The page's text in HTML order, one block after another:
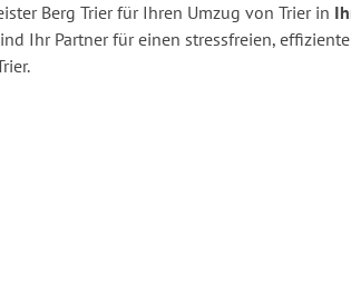
Berg Trier für Ihren Umzug von Trier in
Ihr Partner für einen stressfreien,